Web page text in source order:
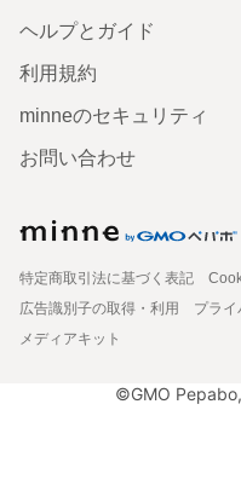
ヘルプとガイド
利用規約
minneのセキュリティ
お問い合わせ
特定商取引法に基づく表記
広告識別子の取得・利用
プラ
メディアキット
©GMO